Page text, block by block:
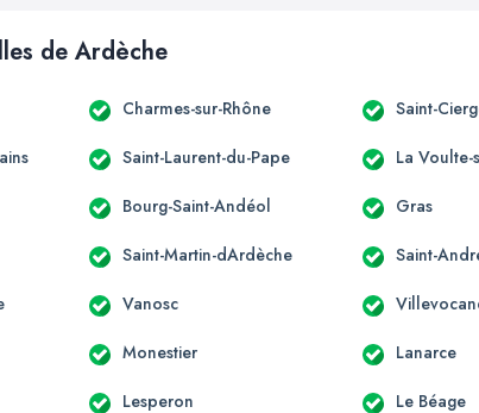
de Ardèche
Charmes-sur-Rhône Saint-
Saint-Laurent-du-Pape La Voulte-
Bourg-Saint-Andéol Gras
Saint-Martin-dArdèche Saint-
Vanosc
Monestier Lanarce
Lesperon Le Béage